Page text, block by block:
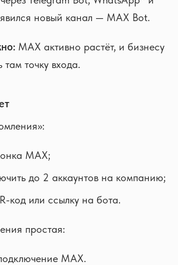
новый канал — MAX Bot.
MAX активно растёт, и бизнесу
точку входа.
MAX;
до 2 аккаунтов на компанию;
код или ссылку на бота.
простая:
MAX.